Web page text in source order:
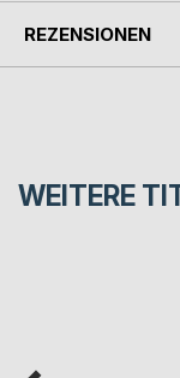
REZENSIONEN
WEITERE